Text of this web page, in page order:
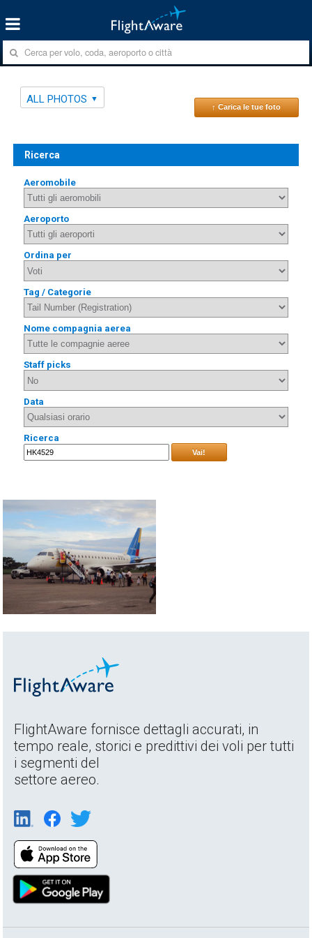
ALL PHOTOS
↑ Carica le tue foto
Ricerca
Aeromobile
Aeroporto
Ordina per
Tag / Categorie
Nome compagnia aerea
Staff picks
Data
Ricerca
Vai!
FlightAware fornisce dettagli accurati, in
tempo reale, storici e predittivi dei voli per tutti
i segmenti del
settore aereo.